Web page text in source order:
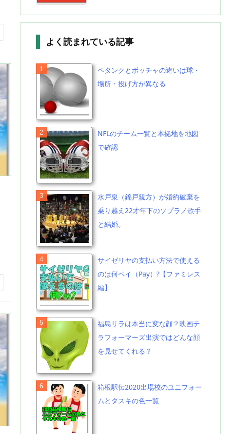
よく読まれている記事
ペタンクとボッチャの違いは球・
場所・投げ方が異なる
NFLのチーム一覧と本拠地を地図
で確認
水戸泉（錦戸親方）が婚約破棄を
乗り越え22才年下のソプラノ歌手
と結婚。
サイゼリヤの支払い方法で使える
のは何ペイ（Pay）?【ファミレス
編】
福島リラは本当に変な顔？映画テ
ラフォーマーズ出演ではどんな顔
を見せてくれる？
箱根駅伝2020出場校のユニフォー
ムとタスキの色一覧